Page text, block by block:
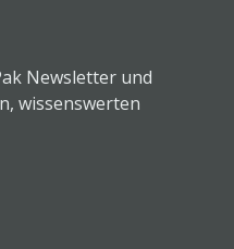
Newsletter und
wissenswerten